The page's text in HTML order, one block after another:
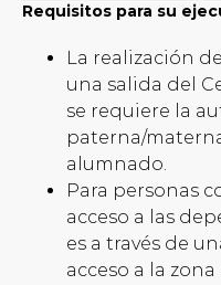
Requisitos para su
La realización
una salida del
se requiere la
paterna/
alumnado.
Para personas
acceso a las
es a través de
acceso a la